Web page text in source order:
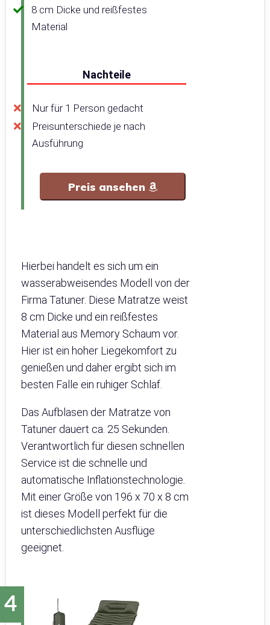
8 cm Dicke und reißfestes
Material
Nachteile
Nur für 1 Person gedacht
Preisunterschiede je nach
Ausführung
Preis ansehen
Hierbei handelt es sich um ein
wasserabweisendes Modell von der
Firma Tatuner. Diese Matratze weist
8 cm Dicke und ein reißfestes
Material aus Memory Schaum vor.
Hier ist ein hoher Liegekomfort zu
genießen und daher ergibt sich im
besten Falle ein ruhiger Schlaf.
Das Aufblasen der Matratze von
Tatuner dauert ca. 25 Sekunden.
Verantwortlich für diesen schnellen
Service ist die schnelle und
automatische Inflationstechnologie.
Mit einer Größe von 196 x 70 x 8 cm
ist dieses Modell perfekt für die
unterschiedlichsten Ausflüge
geeignet.